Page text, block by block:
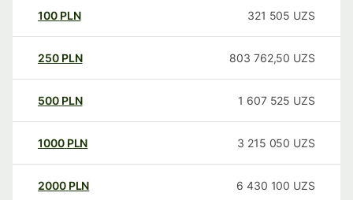
100 PLN 321 505 UZS
250 PLN 803 762,50 UZS
500 PLN 1 607 525 UZS
1000 PLN 3 215 050 UZS
2000 PLN 6 430 100 UZS